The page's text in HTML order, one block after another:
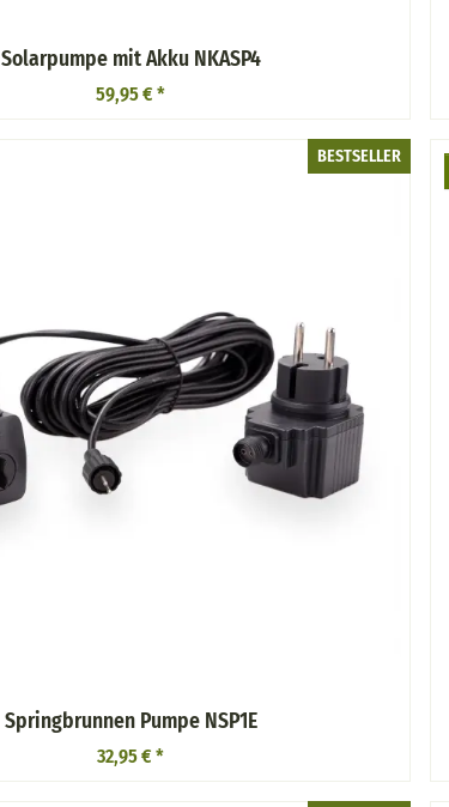
Solarpumpe mit Akku NKASP4
59,95 € *
BESTSELLER
Springbrunnen Pumpe NSP1E
32,95 € *